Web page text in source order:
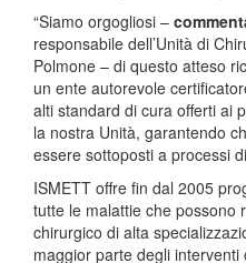
“Siamo orgogliosi –
responsabile dell’Unità di
Polmone – di questo atteso
un ente autorevole
alti standard di cura offerti ai
la nostra Unità, garantendo
essere sottoposti a processi
ISMETT offre fin dal 2005
tutte le malattie che possono
chirurgico di alta
maggior parte degli